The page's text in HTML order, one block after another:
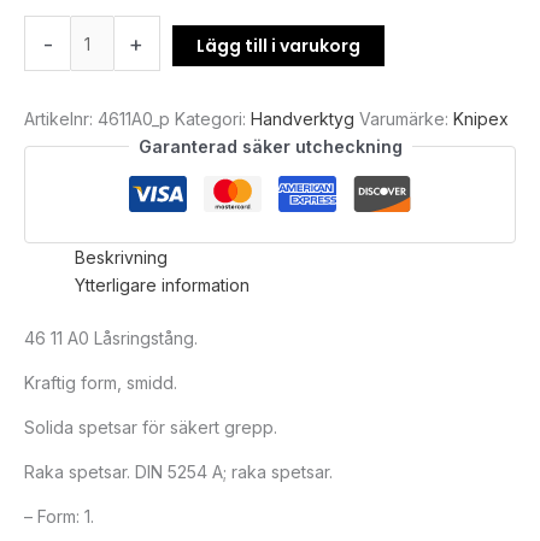
- + Lägg till i varukorg
Artikelnr: 4611A0_p Kategori: Handverktyg Varumärke: Knipex
Garanterad säker utcheckning
Beskrivning
Ytterligare information
46 11 A0 Låsringstång.
Kraftig form, smidd.
Solida spetsar för säkert grepp.
Raka spetsar. DIN 5254 A; raka spetsar.
– Form: 1.